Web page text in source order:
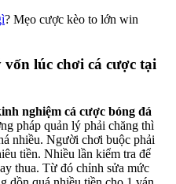
? Mẹo cược kèo to lớn win
lúc chơi cá cược tại
nghiệm cá cược bóng đá
pháp quản lý phải chăng thì
nhiều. Người chơi buộc phải
tiền. Nhiều lần kiểm tra để
thua. Từ đó chỉnh sửa mức